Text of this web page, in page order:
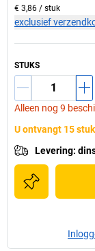
€ 3,86 / stuk
exclusief
STUKS
Alleen nog 9
U ontvangt 15
Levering: